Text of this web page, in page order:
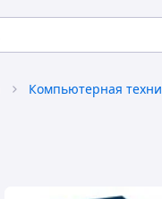
Компьютерная